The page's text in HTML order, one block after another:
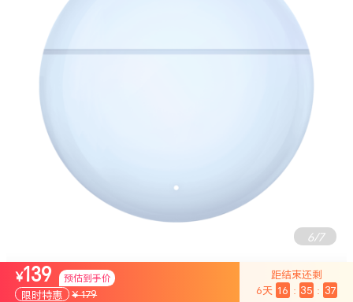
6/7
半开放主动降噪 | 40小时长续航 | 双磁路强动力低音
¥139 预估到手价
限时特惠 ¥ 179
距结束还剩
6天 16 : 35 : 36